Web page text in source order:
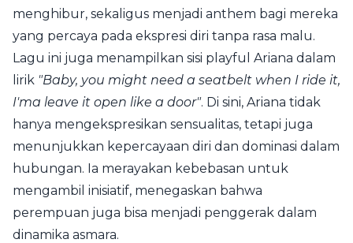
menghibur, sekaligus menjadi anthem bagi mereka
yang percaya pada ekspresi diri tanpa rasa malu.
Lagu ini juga menampilkan sisi playful Ariana dalam
lirik "Baby, you might need a seatbelt when I ride it,
I'ma leave it open like a door". Di sini, Ariana tidak
hanya mengekspresikan sensualitas, tetapi juga
menunjukkan kepercayaan diri dan dominasi dalam
hubungan. Ia merayakan kebebasan untuk
mengambil inisiatif, menegaskan bahwa
perempuan juga bisa menjadi penggerak dalam
dinamika asmara.